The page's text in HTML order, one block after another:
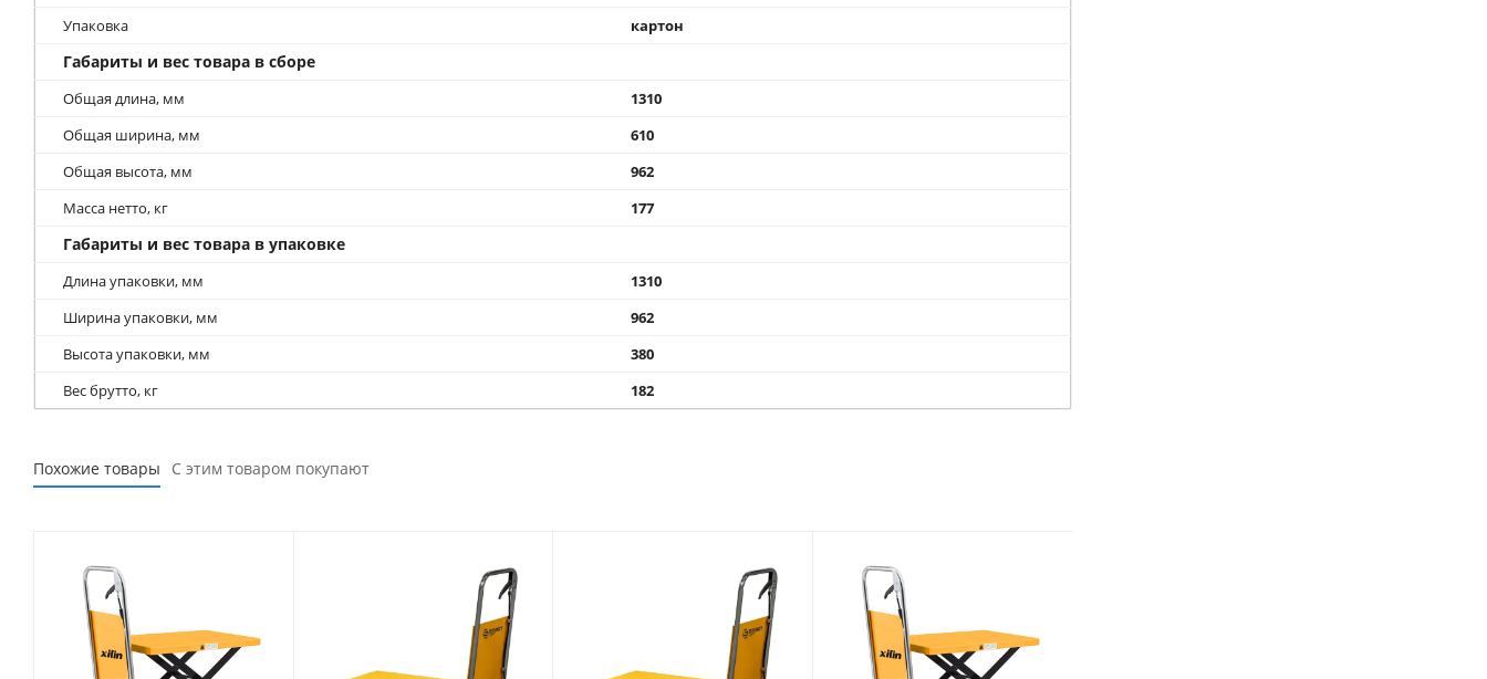
Упаковка
картон
Габариты и вес товара в сборе
Общая длина, мм
1310
Общая ширина, мм
610
Общая высота, мм
962
Масса нетто, кг
177
Габариты и вес товара в упаковке
Длина упаковки, мм
1310
Ширина упаковки, мм
962
Высота упаковки, мм
380
Вес брутто, кг
182
Похожие товары С этим товаром покупают